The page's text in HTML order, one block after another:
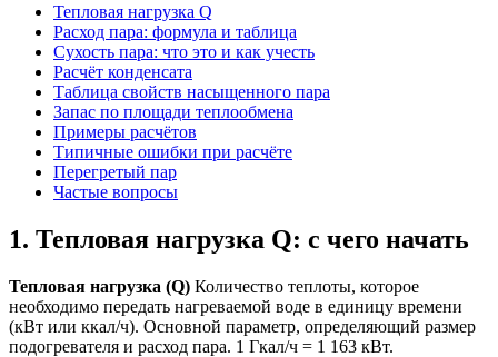
Тепловая нагрузка Q
Расход пара: формула и таблица
Сухость пара: что это и как учесть
Расчёт конденсата
Таблица свойств насыщенного пара
Запас по площади теплообмена
Примеры расчётов
Типичные ошибки при расчёте
Перегретый пар
Частые вопросы
1. Тепловая нагрузка Q: с чего начать
Тепловая нагрузка (Q) Количество теплоты, которое
необходимо передать нагреваемой воде в единицу времени
(кВт или ккал/ч). Основной параметр, определяющий размер
подогревателя и расход пара. 1 Гкал/ч = 1 163 кВт.